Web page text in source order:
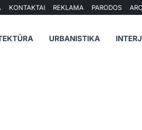
KONTAKTAI REKLAMA PARODOS
URBANISTIKA